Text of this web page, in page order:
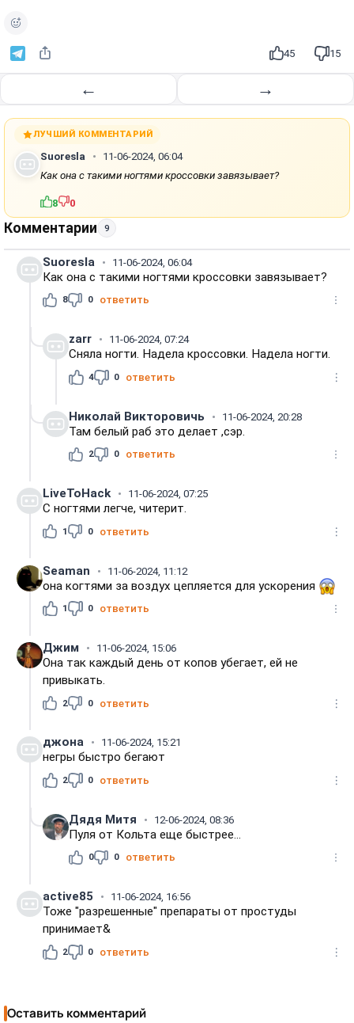
е
с
т
45 15
← →
ЛУЧШИЙ КОММЕНТАРИЙ
Suoresla
11-06-2024, 06:04
Как она с такими ногтями кроссовки завязывает?
8 0
Комментарии 9
Suoresla 11-06-2024, 06:04
Как она с такими ногтями кроссовки завязывает?
8 0 ответить
zarr 11-06-2024, 07:24
Сняла ногти. Надела кроссовки. Надела ногти.
4 0 ответить
Николай Викторовичь 11-06-2024, 20:28
Там белый раб это делает ,сэр.
2 0 ответить
LiveToHack 11-06-2024, 07:25
С ногтями легче, читерит.
1 0 ответить
Seaman 11-06-2024, 11:12
она когтями за воздух цепляется для ускорения
1 0 ответить
Джим 11-06-2024, 15:06
Она так каждый день от копов убегает, ей не
привыкать.
2 0 ответить
джона 11-06-2024, 15:21
негры быстро бегают
2 0 ответить
Дядя Митя 12-06-2024, 08:36
Пуля от Кольта еще быстрее...
0 0 ответить
active85 11-06-2024, 16:56
Тоже "разрешенные" препараты от простуды
принимает&
2 0 ответить
Оставить комментарий